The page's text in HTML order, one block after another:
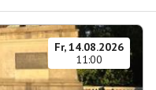
Fr, 14.08.2026
11:00